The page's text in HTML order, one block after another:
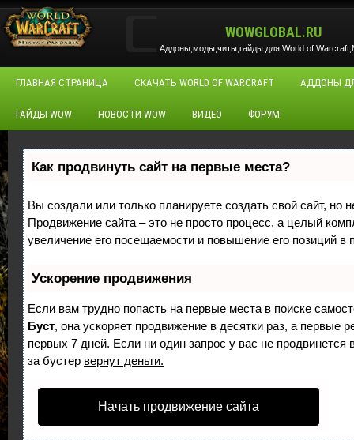
WOWGLOBAL.RU
Аддоны,моды,читы,гайды для World of
ГЛАВНАЯ СТРАНИЦА СКАЧАТЬ WORLD OF WARCRAFT АДДОНЫ
ГАЙДЫ WOW НОВОСТИ WOW ВИДЕО ФОРУМ
Как продвинуть сайт на первые места?
Вы создали или только планируете создать свой сайт, но
Продвижение сайта – это не просто процесс, а целый
увеличение его посещаемости и повышение его позиций в
Ускорение продвижения
Если вам трудно попасть на первые места в поиске
Буст, она ускоряет продвижение в десятки раз, а первые
первых 7 дней. Если ни один запрос у вас не продвинется
за бустер вернут деньги.
Начать продвижение сайта